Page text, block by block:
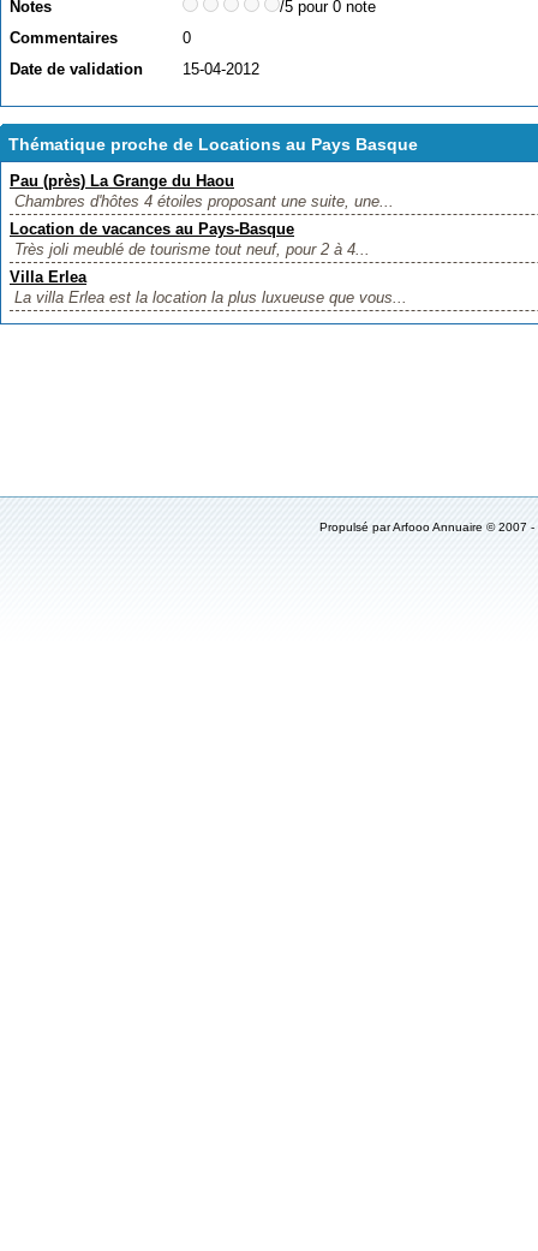
Notes
/5 pour 0 note
Commentaires
0
Date de validation
15-04-2012
Thématique proche de Locations au Pays Basque
Pau (près) La Grange du Haou
Chambres d'hôtes 4 étoiles proposant une suite, une...
Location de vacances au Pays-Basque
Très joli meublé de tourisme tout neuf, pour 2 à 4...
Villa Erlea
La villa Erlea est la location la plus luxueuse que vous...
Propulsé par Arfooo Annuaire ©